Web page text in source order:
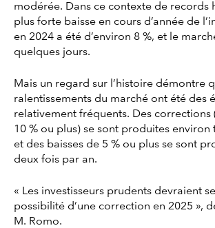
modérée. Dans ce contexte de records
plus forte baisse en cours d’année de
en 2024 a été d’environ 8 %, et le
quelques jours.
Mais un regard sur l’histoire démontre
ralentissements du marché ont été des
relativement fréquents. Des corrections
10 % ou plus) se sont produites environ
et des baisses de 5 % ou plus se sont
deux fois par an.
« Les investisseurs prudents devraient
possibilité d’une correction en 2025 »,
M. Romo.